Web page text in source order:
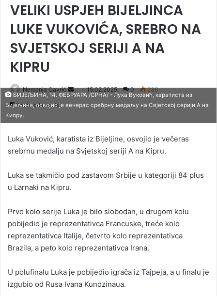
VELIKI USPJEH BIJELJINCA
LUKE VUKOVIĆA, SREBRO NA
SVJETSKOJ SERIJI A NA
KIPRU
Nemanja Gavrić
S
d
a
n
15.02.2025 0 236
Kraće od minute
БИЈЕЉИНА, 14. ФЕБРУАРА /СРНА/ - Лука Вуковић, каратиста из
Бијељине, освојио је вечерас сребрну медаљу на Свјетској серији А на
Кипру.
Luka Vuković, karatista iz Bijeljine, osvojio je večeras
srebrnu medalju na Svjetskoj seriji A na Kipru.
Luka se takmičio pod zastavom Srbije u kategoriji 84 plus
u Larnaki na Kipru.
Prvo kolo serije Luka je bilo slobodan, u drugom kolu
pobijedio je reprezentativca Francuske, treće kolo
reprezentativca Italije, četvrto kolo reprezentativca
Brazila, a peto kolo reprezentativca Irana.
U polufinalu Luka je pobijedio igrača iz Tajpeja, a u finalu je
izgubio od Rusa Ivana Kundzinaua.